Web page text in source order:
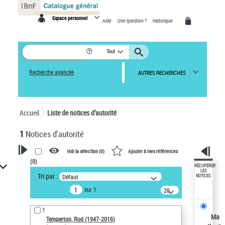
Espace personnel Aide Une question ? Historique
Tout
Recherche avancée AUTRES RECHERCHES
Accueil Liste de notices d’autorité
1 Notices d'autorité
VOTRE RECHERCHE
Recherche avancée dans les
notices d’autorité
Œuvres liées à l'auteur :
Temperton, Rod (1947-2016)
Voir la sélection (0) Ajouter à mes références
(0)
Tri par : Défaut
sur 1
20
résultats/page
1
Temperton, Rod (1947-2016)
RÉCUPÉRER
LES
NOTICES
Ma
Panneau de gestion des cookies